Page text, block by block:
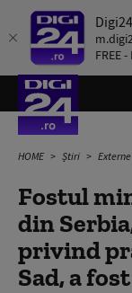
Digi24
FREE
HOME Știri Externe
Fostul
din
privind
Sad, a